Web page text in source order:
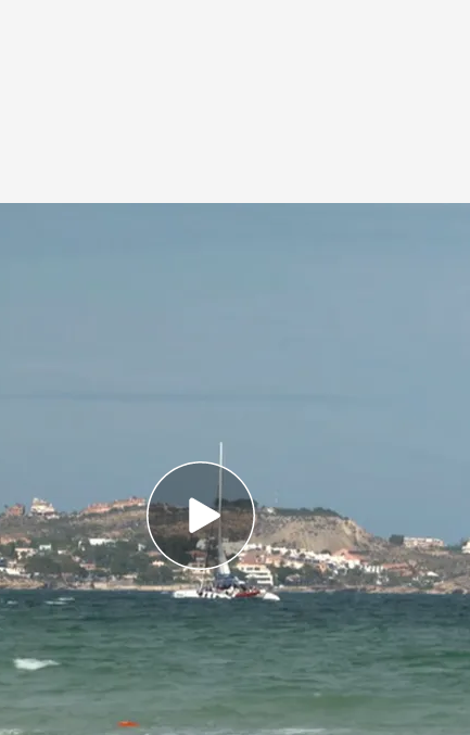
. Situada a orillas del Mediterráneo, esta
uno de los mejores destinos de sol y
con más de 300 días soleados al
en cualquier estación, lo que la